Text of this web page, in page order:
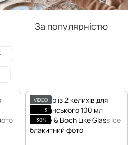
За популярністю
VIDEO
3
−30%